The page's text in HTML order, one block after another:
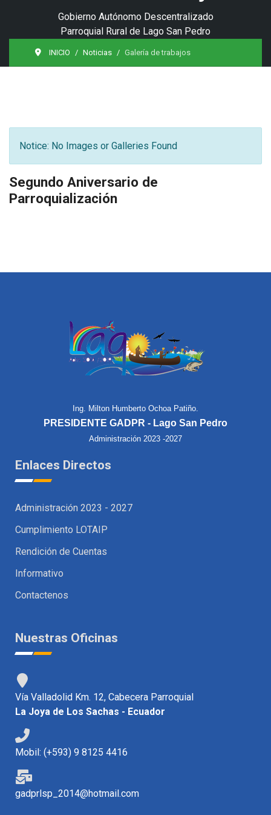
Gobierno Autónomo Descentralizado
Parroquial Rural de Lago San Pedro
INICIO Noticias Galería de trabajos
Notice: No Images or Galleries Found
Segundo Aniversario de
Parroquialización
Ing. Milton Humberto Ochoa Patiño.
PRESIDENTE GADPR - Lago San Pedro
Administración 2023 -2027
Enlaces Directos
Administración 2023 - 2027
Cumplimiento LOTAIP
Rendición de Cuentas
Informativo
Contactenos
Nuestras Oficinas
Vía Valladolid Km. 12, Cabecera Parroquial
La Joya de Los Sachas - Ecuador
Mobil: (+593) 9 8125 4416
gadprlsp_2014@hotmail.com